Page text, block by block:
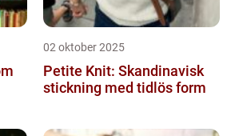
02 oktober 2025
Petite Knit: Skandinavisk
stickning med tidlös form